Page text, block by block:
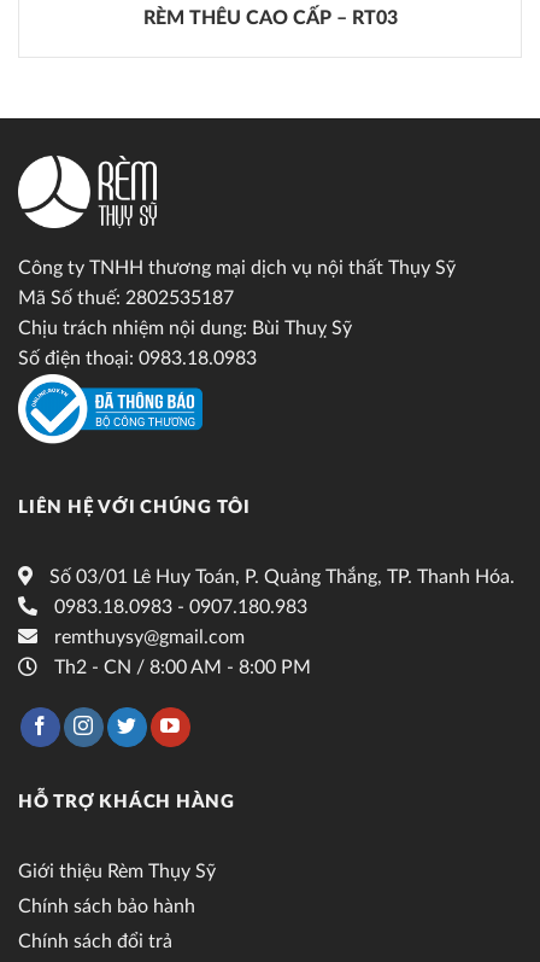
RÈM THÊU CAO CẤP – RT03
Công ty TNHH thương mại dịch vụ nội thất Thụy Sỹ
Mã Số thuế: 2802535187
Chịu trách nhiệm nội dung: Bùi Thuỵ Sỹ
Số điện thoại: 0983.18.0983
LIÊN HỆ VỚI CHÚNG TÔI
Số 03/01 Lê Huy Toán, P. Quảng Thắng, TP. Thanh Hóa.
0983.18.0983 - 0907.180.983
remthuysy@gmail.com
Th2 - CN / 8:00 AM - 8:00 PM
HỖ TRỢ KHÁCH HÀNG
Giới thiệu Rèm Thụy Sỹ
Chính sách bảo hành
Chính sách đổi trả